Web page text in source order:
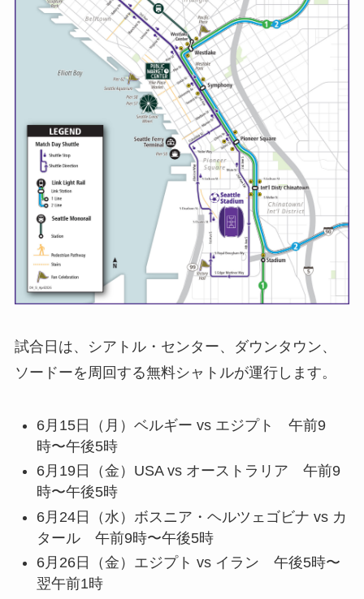
試合日は、シアトル・センター、ダウンタウン、
ソードーを周回する無料シャトルが運行します。
6月15日（月）ベルギー vs エジプト 午前9
時〜午後5時
6月19日（金）USA vs オーストラリア 午前9
時〜午後5時
6月24日（水）ボスニア・ヘルツェゴビナ vs カ
タール 午前9時〜午後5時
6月26日（金）エジプト vs イラン 午後5時〜
翌午前1時